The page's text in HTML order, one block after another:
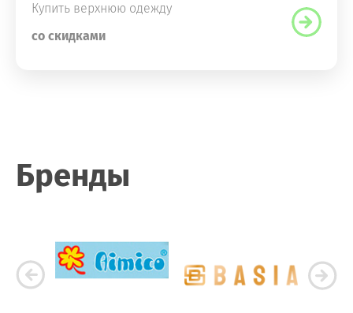
Купить верхнюю одежду
со скидками
Бренды